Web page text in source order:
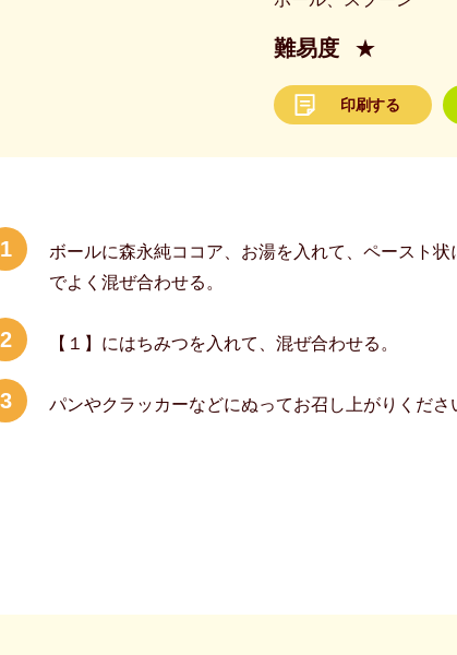
難易度 ★
印刷する
1
ボールに森永純ココア、お湯を入れて、ペースト状
でよく混ぜ合わせる。
2 【１】にはちみつを入れて、混ぜ合わせる。
3 パンやクラッカーなどにぬってお召し上がりくださ